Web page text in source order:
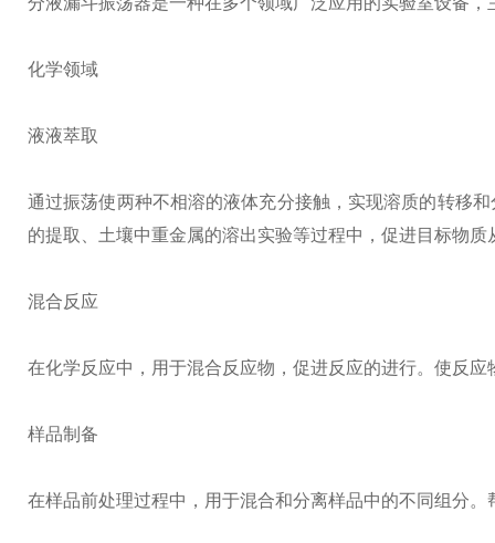
化学领域
液液萃取
通过振荡使两种不相溶的液体充分接触，实现溶质的转移
的提取、土壤中重金属的溶出实验等过程中，促进目标物
混合反应
在化学反应中，用于混合反应物，促进反应的进行。使反
样品制备
在样品前处理过程中，用于混合和分离样品中的不同组分